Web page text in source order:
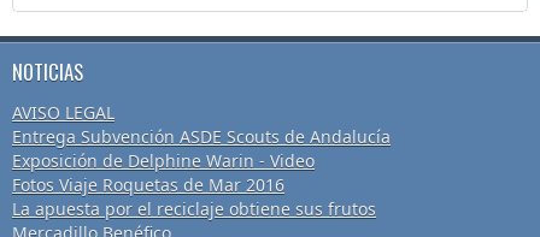
NOTICIAS
AVISO LEGAL
Entrega Subvención ASDE Scouts de Andalucía
Exposición de Delphine Warin - Video
Fotos Viaje Roquetas de Mar 2016
La apuesta por el reciclaje obtiene sus frutos